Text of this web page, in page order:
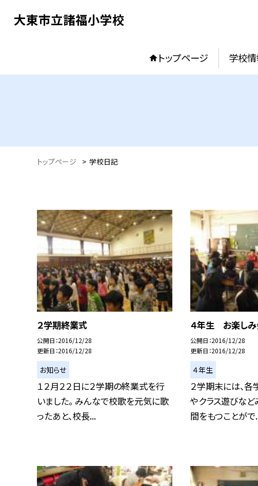
大東市立諸福小学校
トップページ 学校
トップページ > 学校日記
２学期終業式
公開日 2016/12/28
更新日 2016/12/28
お知らせ
１２月２２日に２学期の終業式を行
いました。 みんなで校歌を元気に歌
ったあと、校長...
４年生 お楽し
公開日 2016/12/28
更新日 2016/12/28
４年生
２学期末には、
やクラス遊びな
間をもつことがで